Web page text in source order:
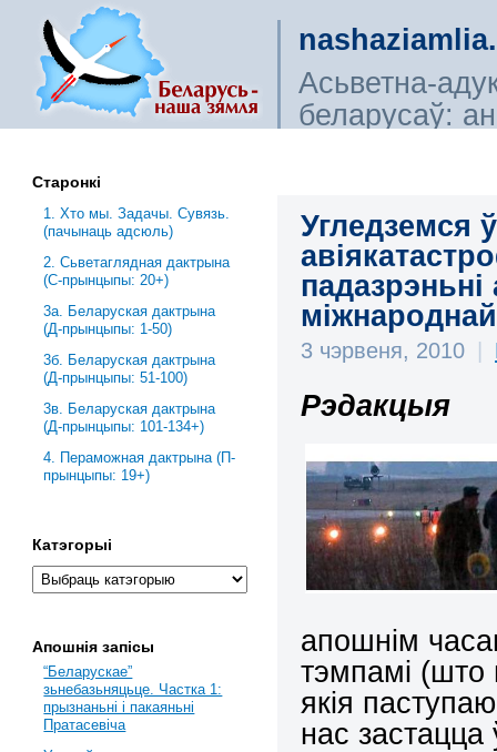
Асьветна-
беларусаў:
Угледземся
3 чэрвеня, 2010 |
Рэдакцыя
апошнім
тэмпамі (што
якія
нас
Старонкі
1. Хто мы. Задачы. Сувязь.
(пачынаць адсюль)
2. Сьветаглядная дактрына
(С-прынцыпы: 20+)
3a. Беларуская дактрына
(Д-прынцыпы: 1-50)
3б. Беларуская дактрына
(Д-прынцыпы: 51-100)
3в. Беларуская дактрына
(Д-прынцыпы: 101-134+)
4. Пераможная дактрына (П-
прынцыпы: 19+)
Катэгорыі
Апошнія запісы
“Беларускае”
зьнебазьняцьце. Частка 1:
прызнаньні і пакаяньні
Пратасевіча